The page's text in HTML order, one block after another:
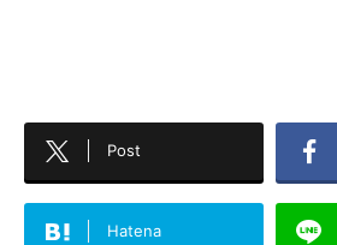
Post
Hatena